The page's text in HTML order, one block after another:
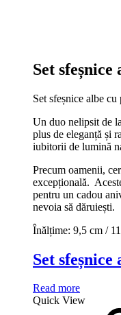
Set sfeșnice
Set sfeșnice albe cu
Un duo nelipsit de
plus de eleganță și
iubitorii de lumină
Precum oamenii,
excepțională.
pentru un cadou
nevoia să dăruiești.
Înălțime: 9,5 cm /
Set sfeșnice
Read more
Quick View